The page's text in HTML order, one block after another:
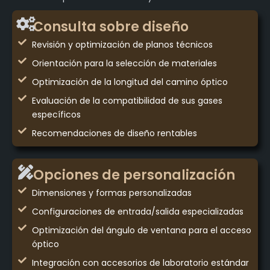
Consulta sobre diseño
Revisión y optimización de planos técnicos
Orientación para la selección de materiales
Optimización de la longitud del camino óptico
Evaluación de la compatibilidad de sus gases
específicos
Recomendaciones de diseño rentables
Opciones de personalización
Dimensiones y formas personalizadas
Configuraciones de entrada/salida especializadas
Optimización del ángulo de ventana para el acceso
óptico
Integración con accesorios de laboratorio estándar